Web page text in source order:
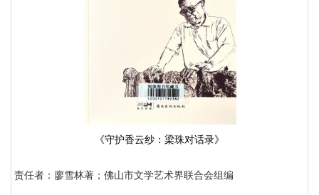
《守护香云纱：梁珠对话录》
责任者：廖雪林著；佛山市文学艺术界联合会组编